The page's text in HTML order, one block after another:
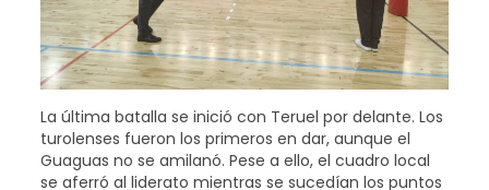
La última batalla se inició con Teruel por delante. Los
turolenses fueron los primeros en dar, aunque el
Guaguas no se amilanó. Pese a ello, el cuadro local
se aferró al liderato mientras se sucedían los puntos